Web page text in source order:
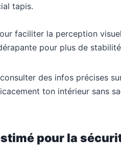
tapis.
faciliter la perception
pour plus de
des infos précises
ton intérieur sans
pour la